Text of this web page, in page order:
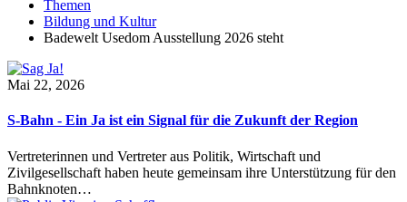
Themen
Bildung und Kultur
Badewelt Usedom Ausstellung 2026 steht
Mai 22, 2026
S-Bahn - Ein Ja ist ein Signal für die Zukunft der Region
Vertreterinnen und Vertreter aus Politik, Wirtschaft und
Zivilgesellschaft haben heute gemeinsam ihre Unterstützung für den
Bahnknoten…